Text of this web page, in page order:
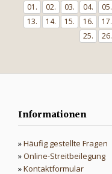
01. 02. 03. 04. 05.
13.
14. 15. 16. 17.
25.
26.
Informationen
»Häufig gestellte Fragen
»Online-Streitbeilegung
»Kontaktformular